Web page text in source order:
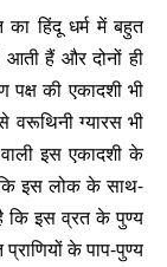
हिंदू धर्म में बहुत
आती हैं और दोनों ही
की एकादशी भी
ग्यारस भी
इस एकादशी के
कि इस लोक के साथ-
कि इस व्रत के पुण्य
के पाप-पुण्य